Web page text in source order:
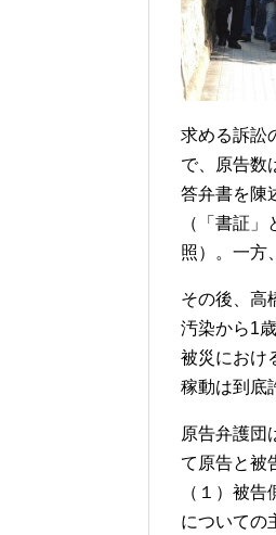
求める訴訟
で、原告数
答弁書を陳
（「書証
照）。一方
その後、高
汚染から1
被災におけ
稼動は到底
原告弁護団
て原告と被
（１）被
についての